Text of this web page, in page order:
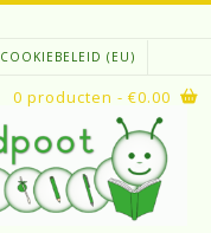
COOKIEBELEID (EU)
0 producten - €0.00